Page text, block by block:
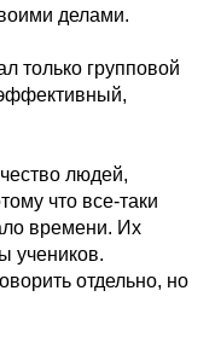
делами.
только групповой
людей,
что все-таки
времени. Их
учеников.
отдельно, но